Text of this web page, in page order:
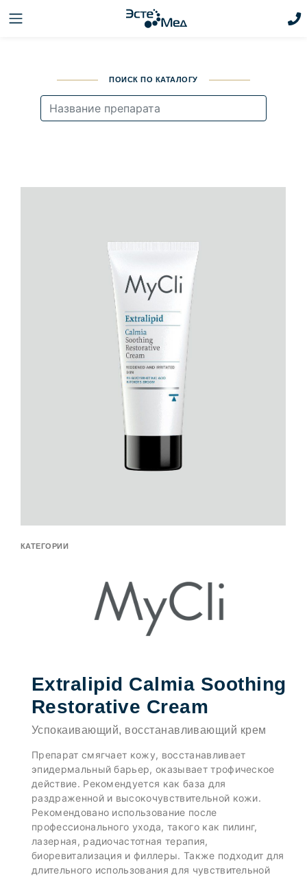
ПОИСК ПО КАТАЛОГУ
КАТЕГОРИИ
Extralipid Calmia Soothing
Restorative Cream
Успокаивающий, восстанавливающий крем
Препарат смягчает кожу, восстанавливает
эпидермальный барьер, оказывает трофическое
действие. Рекомендуется как база для
раздраженной и высокочувствительной кожи.
Рекомендовано использование после
профессионального ухода, такого как пилинг,
лазерная, радиочастотная терапия,
биоревитализация и филлеры. Также подходит для
длительного использования для чувствительной